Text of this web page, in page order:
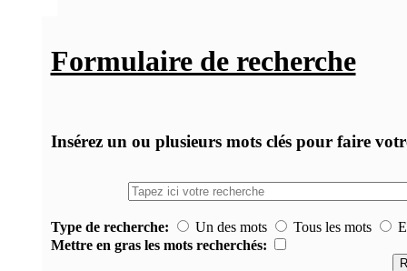
Formulaire de recherche
Insérez un ou plusieurs mots clés pour faire
Type de recherche: Un des mots Tous les mots
Mettre en gras les mots recherchés: